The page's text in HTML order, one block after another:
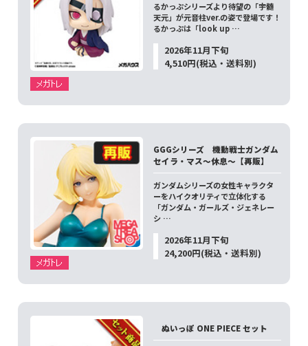
るかっぷシリーズより待望の「宇髄
天元」が元音柱ver.の姿で登場です！
るかっぷは「look up …
2026年11月下旬
4,510円(税込・送料別)
GGGシリーズ 機動戦士ガンダム
セイラ・マス～休息～【再販】
ガンダムシリーズの女性キャラクタ
ーをハイクオリティで立体化する
「ガンダム・ガールズ・ジェネレー
シ …
2026年11月下旬
24,200円(税込・送料別)
ぬいっぽ ONE PIECE セット